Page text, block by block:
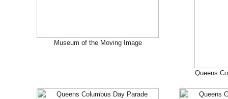
Museum of the Moving Image
Queens